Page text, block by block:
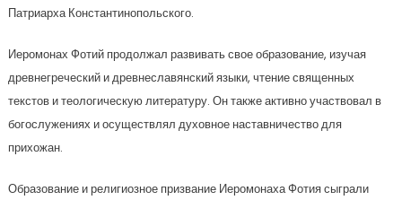
Патриарха Константинопольского.
Иеромонах Фотий продолжал развивать свое образование, изучая
древнегреческий и древнеславянский языки, чтение священных
текстов и теологическую литературу. Он также активно участвовал в
богослужениях и осуществлял духовное наставничество для
прихожан.
Образование и религиозное призвание Иеромонаха Фотия сыграли